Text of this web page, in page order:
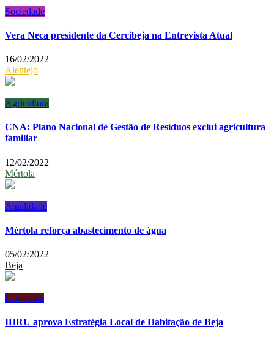
Sociedade
Vera Neca presidente da Cercibeja na Entrevista Atual
16/02/2022
Alentejo
Agricultura
CNA: Plano Nacional de Gestão de Resíduos exclui agricultura
familiar
12/02/2022
Mértola
Atualidade
Mértola reforça abastecimento de água
05/02/2022
Beja
Economia
IHRU aprova Estratégia Local de Habitação de Beja